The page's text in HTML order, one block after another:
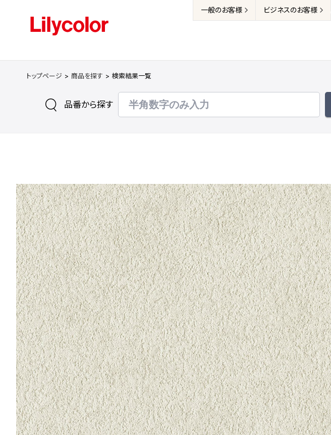
一般のお客様 ビジネスのお客様
トップページ 商品を探す 検索結果一覧
品番から探す